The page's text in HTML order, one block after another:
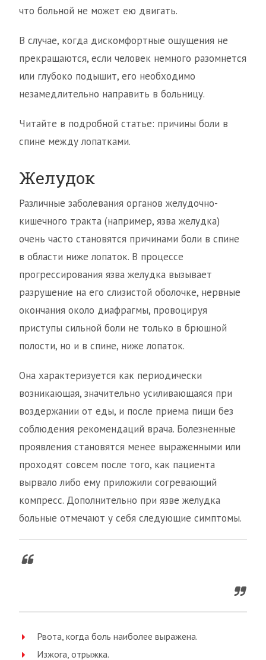
что больной не может ею двигать.
В случае, когда дискомфортные ощущения не
прекращаются, если человек немного разомнется
или глубоко подышит, его необходимо
незамедлительно направить в больницу.
Читайте в подробной статье: причины боли в
спине между лопатками.
Желудок
Различные заболевания органов желудочно-
кишечного тракта (например, язва желудка)
очень часто становятся причинами боли в спине
в области ниже лопаток. В процессе
прогрессирования язва желудка вызывает
разрушение на его слизистой оболочке, нервные
окончания около диафрагмы, провоцируя
приступы сильной боли не только в брюшной
полости, но и в спине, ниже лопаток.
Она характеризуется как периодически
возникающая, значительно усиливающаяся при
воздержании от еды, и после приема пищи без
соблюдения рекомендаций врача. Болезненные
проявления становятся менее выраженными или
проходят совсем после того, как пациента
вырвало либо ему приложили согревающий
компресс. Дополнительно при язве желудка
больные отмечают у себя следующие симптомы.
Рвота, когда боль наиболее выражена.
Изжога, отрыжка.